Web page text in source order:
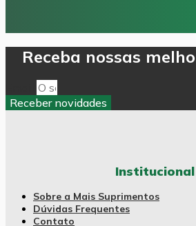
Receba nossas
Receber novidades
Institucional
Sobre a Mais Suprimentos
Dúvidas Frequentes
Contato